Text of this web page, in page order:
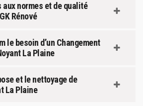
normes et de qualité
Rénové
le besoin d’un Changement
La Plaine
et le nettoyage de
La Plaine